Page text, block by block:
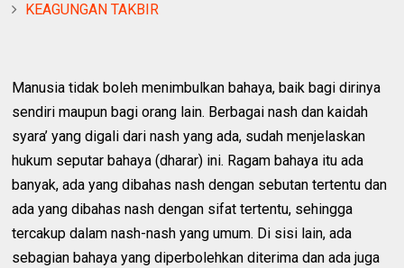
KEAGUNGAN TAKBIR
Manusia tidak boleh menimbulkan bahaya, baik bagi dirinya
sendiri maupun bagi orang lain. Berbagai nash dan kaidah
syara’ yang digali dari nash yang ada, sudah menjelaskan
hukum seputar bahaya (dharar) ini. Ragam bahaya itu ada
banyak, ada yang dibahas nash dengan sebutan tertentu dan
ada yang dibahas nash dengan sifat tertentu, sehingga
tercakup dalam nash-nash yang umum. Di sisi lain, ada
sebagian bahaya yang diperbolehkan diterima dan ada juga